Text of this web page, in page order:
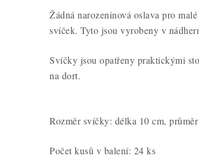
Žádná narozeninová oslava pro
svíček. Tyto jsou vyrobeny v
Svíčky jsou opatřeny praktickými
na dort.
Rozměr svíčky: délka 10 cm,
Počet kusů v balení: 24 ks